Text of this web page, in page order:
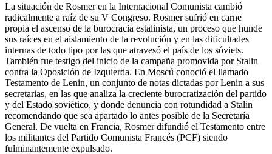
La situación de Rosmer en la Internacional Comunista cambió
radicalmente a raíz de su V Congreso. Rosmer sufrió en carne
propia el ascenso de la burocracia estalinista, un proceso que hunde
sus raíces en el aislamiento de la revolución y en las dificultades
internas de todo tipo por las que atravesó el país de los sóviets.
También fue testigo del inicio de la campaña promovida por Stalin
contra la Oposición de Izquierda. En Moscú conoció el llamado
Testamento de Lenin, un conjunto de notas dictadas por Lenin a sus
secretarias, en las que analiza la creciente burocratización del partido
y del Estado soviético, y donde denuncia con rotundidad a Stalin
recomendando que sea apartado lo antes posible de la Secretaría
General. De vuelta en Francia, Rosmer difundió el Testamento entre
los militantes del Partido Comunista Francés (PCF) siendo
fulminantemente expulsado.